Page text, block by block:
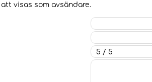
visas som avsändare.